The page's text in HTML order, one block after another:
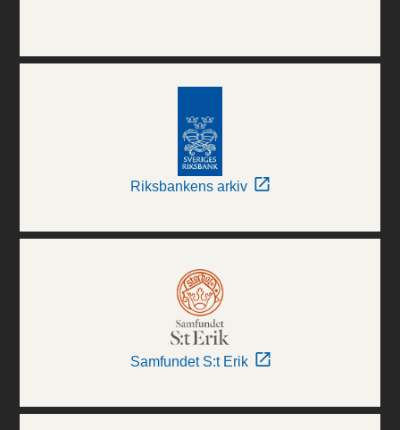
Riksbankens arkiv
Samfundet S:t Erik